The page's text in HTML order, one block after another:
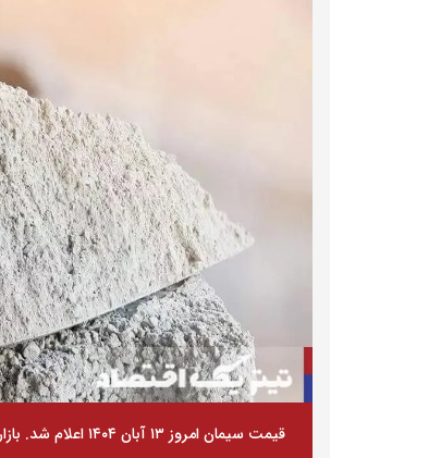
قیمت سیمان امروز ۱۳ آبان ۱۴۰۴ اعلام شد. بازار همچنان در محدوده امن خود درجا می‌زند.